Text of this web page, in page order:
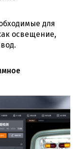
для
освещение,